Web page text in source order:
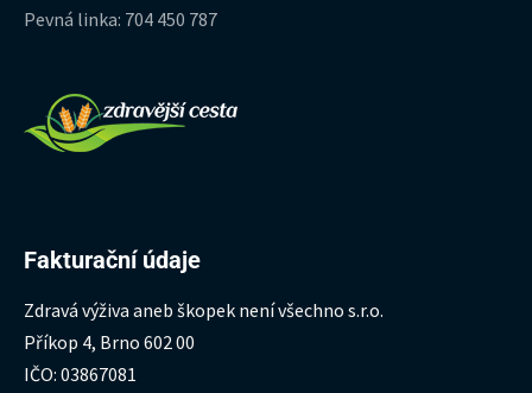
Pevná linka: 704 450 787
Fakturační údaje
Zdravá výživa aneb škopek není všechno s.r.o.
Příkop 4, Brno 602 00
IČO: 03867081